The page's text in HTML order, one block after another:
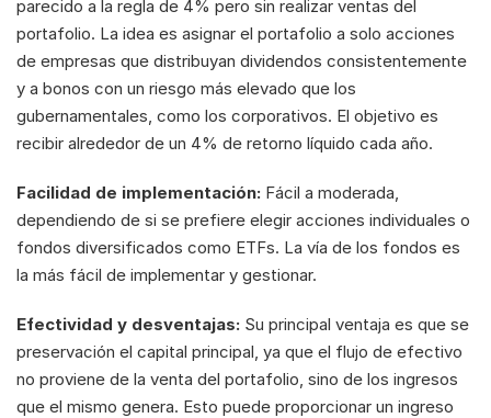
parecido a la regla de 4% pero sin realizar ventas del
portafolio. La idea es asignar el portafolio a solo acciones
de empresas que distribuyan dividendos consistentemente
y a bonos con un riesgo más elevado que los
gubernamentales, como los corporativos. El objetivo es
recibir alrededor de un 4% de retorno líquido cada año.
Facilidad de implementación: Fácil a moderada,
dependiendo de si se prefiere elegir acciones individuales o
fondos diversificados como ETFs. La vía de los fondos es
la más fácil de implementar y gestionar.
Efectividad y desventajas: Su principal ventaja es que se
preservación el capital principal, ya que el flujo de efectivo
no proviene de la venta del portafolio, sino de los ingresos
que el mismo genera. Esto puede proporcionar un ingreso